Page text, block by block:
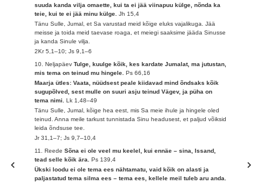
suuda kanda vilja omaette, kui ta ei jää viinapuu külge, nõnda ka
teie, kui te ei jää minu külge.Jh 15,4
Tänu Sulle, Jumal, et Sa varustad meid kõige eluks vajalikuga. Jää
meisse ja toida meid taevase roaga, et meiegi saaksime jääda Sinusse
ja kanda Sinule vilja.
2Kr 5,1–10; Js 9,1–6
10. NeljapäevTulge, kuulge kõik, kes kardate Jumalat, ma jutustan,
mis tema on teinud mu hingele.Ps 66,16
Maarja ütles: Vaata, nüüdsest peale kiidavad mind õndsaks kõik
sugupõlved, sest mulle on suuri asju teinud Vägev, ja püha on
tema nimi.Lk 1,48–49
Tänu Sulle, Jumal, kõige hea eest, mis Sa meie ihule ja hingele oled
teinud. Anna meile tarkust tunnistada Sinu headusest, et paljud võiksid
leida õndsuse tee.
Jr 31,1–7; Js 9,7–10,4
11. ReedeSõna ei ole veel mu keelel, kui ennäe – sina, Issand,
tead selle kõik ära.Ps 139,4
Ükski loodu ei ole tema ees nähtamatu, vaid kõik on alasti ja
paljastatud tema silma ees – tema ees, kellele meil tuleb aru anda.